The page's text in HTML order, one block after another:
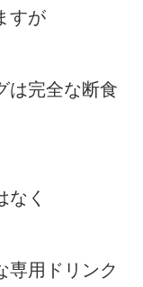
すが
は完全な断食
なく
専用ドリンク